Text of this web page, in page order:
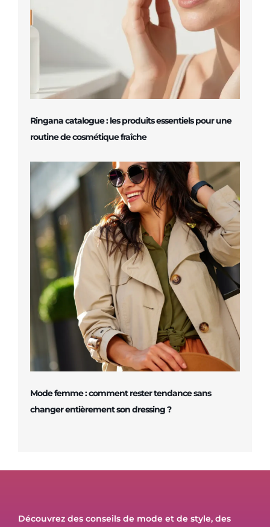
Ringana catalogue : les produits essentiels pour une
routine de cosmétique fraîche
Mode femme : comment rester tendance sans
changer entièrement son dressing ?
Découvrez des conseils de mode et de style, des